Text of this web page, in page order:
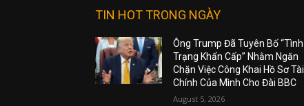
TIN HOT TRONG NGÀY
Ông Trump Đã Tuyên Bố “Tình
Trạng Khẩn Cấp” Nhằm Ngăn
Chặn Việc Công Khai Hồ Sơ Tài
Chính Của Mình Cho Đài BBC
August 5, 2026